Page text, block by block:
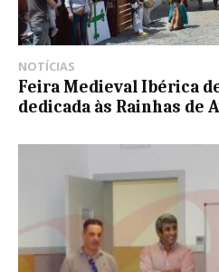
NOTÍCIAS
Feira Medieval Ibérica
dedicada às Rainhas de